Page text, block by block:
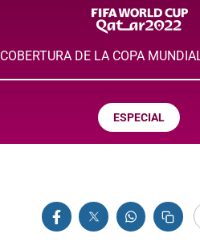
COBERTURA DE LA COPA
ESPECIAL